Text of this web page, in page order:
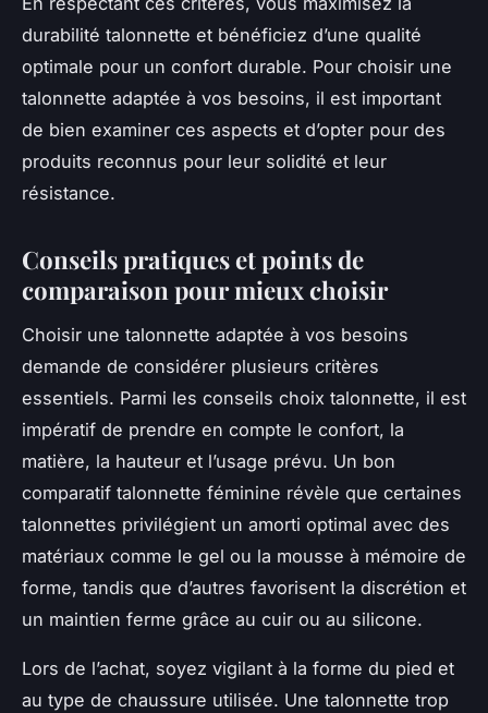
durabilité talonnette et bénéficiez d’une qualité
optimale pour un confort durable. Pour choisir une
talonnette adaptée à vos besoins, il est important
de bien examiner ces aspects et d’opter pour des
produits reconnus pour leur solidité et leur
résistance.
Conseils pratiques et points de
comparaison pour mieux choisir
Choisir une talonnette adaptée à vos besoins
demande de considérer plusieurs critères
essentiels. Parmi les conseils choix talonnette, il est
impératif de prendre en compte le confort, la
matière, la hauteur et l’usage prévu. Un bon
comparatif talonnette féminine révèle que certaines
talonnettes privilégient un amorti optimal avec des
matériaux comme le gel ou la mousse à mémoire de
forme, tandis que d’autres favorisent la discrétion et
un maintien ferme grâce au cuir ou au silicone.
Lors de l’achat, soyez vigilant à la forme du pied et
au type de chaussure utilisée. Une talonnette trop